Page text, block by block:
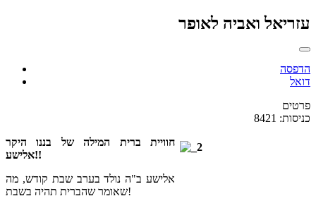
עזריאל ואביה לאופר
הדפסה
דואל
פרטים
כניסות: 8421
חוויית ברית המילה של בננו היקר
אלישע!!
אלישע ב"ה נולד בערב שבת קודש, מה
שאומר שהברית תהיה בשבת!